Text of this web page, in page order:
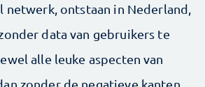
netwerk, ontstaan in Nederland,
data van gebruikers te
alle leuke aspecten van
zonder de negatieve kanten.